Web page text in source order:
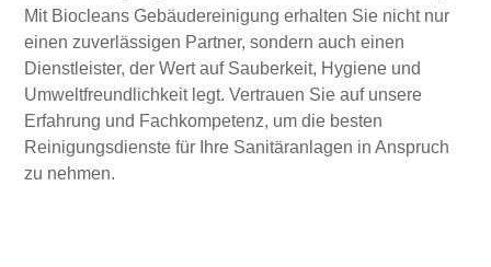
Mit Biocleans Gebäudereinigung erhalten Sie nicht nur
einen zuverlässigen Partner, sondern auch einen
Dienstleister, der Wert auf Sauberkeit, Hygiene und
Umweltfreundlichkeit legt. Vertrauen Sie auf unsere
Erfahrung und Fachkompetenz, um die besten
Reinigungsdienste für Ihre Sanitäranlagen in Anspruch
zu nehmen.